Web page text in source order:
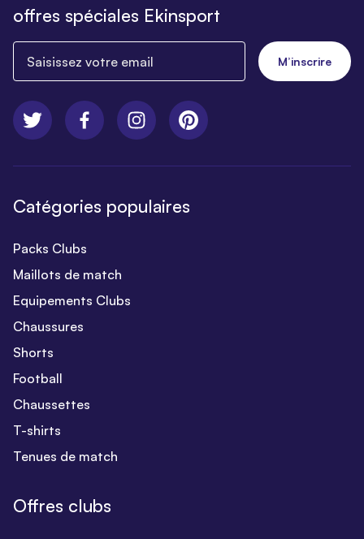
offres spéciales Ekinsport
M’inscrire
Catégories populaires
Packs Clubs
Maillots de match
Equipements Clubs
Chaussures
Shorts
Football
Chaussettes
T-shirts
Tenues de match
Offres clubs